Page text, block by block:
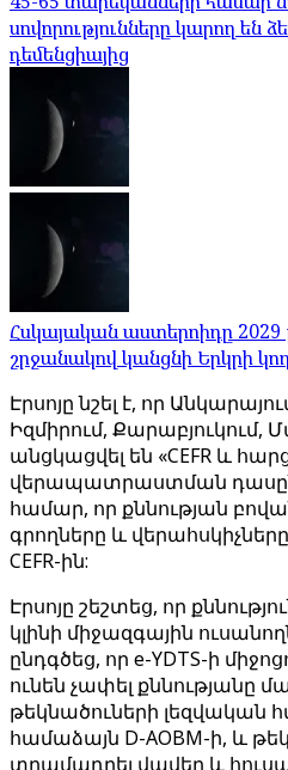
սովորությունները կարող են
դեմենցիայից
Հսկայական աստերոիդը
շրջանակով կանցնի Երկրի
Էրսոյը նշել է, որ
Իզմիրում, Քարաբյուկում,
անցկացվել են «CEFR և
վերապատրաստման
համար, որ քննության
գրողները և
CEFR-ին:
Էրսոյը շեշտեց, որ
կլինի միջազգային
ընդգծեց, որ e-YDTS-ի
ունեն չափել քննությանը
թեկնածուների լեզվական
համաձայն D-AOBM-ի, և
տրամադրել վավեր և